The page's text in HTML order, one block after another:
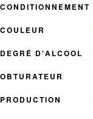
CONDITIONNEMENT
COULEUR
DEGRÉ D'ALCOOL
OBTURATEUR
PRODUCTION